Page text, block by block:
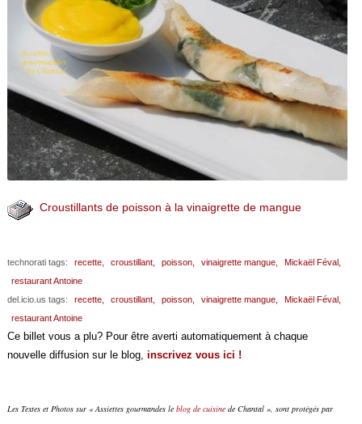
Croustillants de poisson à la vinaigrette de mangue
technorati tags: recette, croustillant, poisson, vinaigrette mangue,
Mickaël Féval,
restaurant Antoine
del.icio.us tags:
recette, croustillant, poisson, vinaigrette mangue,
Mickaël Féval,
restaurant Antoine
Ce billet vous a plu? Pour être averti automatiquement à chaque
nouvelle diffusion sur le blog, inscrivez vous ici !
Les Textes et Photos sur « Assiettes gourmandes le blog de cuisinede Chantal », sont protégés par